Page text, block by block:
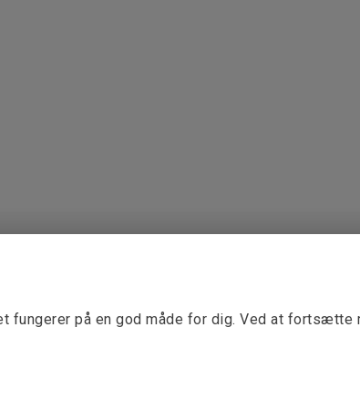
fungerer på en god måde for dig. Ved at fortsætte